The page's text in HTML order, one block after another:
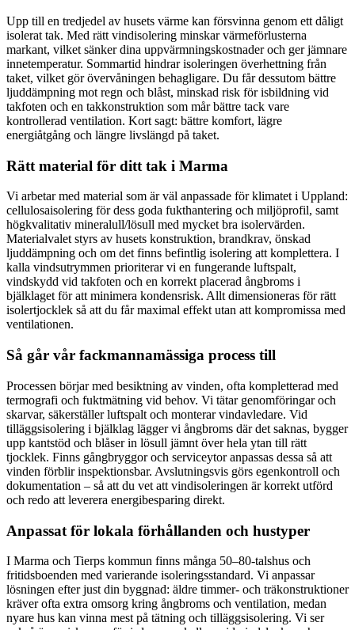
Upp till en tredjedel av husets värme kan försvinna genom ett dåligt
isolerat tak. Med rätt vindisolering minskar värmeförlusterna
markant, vilket sänker dina uppvärmningskostnader och ger jämnare
innetemperatur. Sommartid hindrar isoleringen överhettning från
taket, vilket gör övervåningen behagligare. Du får dessutom bättre
ljuddämpning mot regn och blåst, minskad risk för isbildning vid
takfoten och en takkonstruktion som mår bättre tack vare
kontrollerad ventilation. Kort sagt: bättre komfort, lägre
energiåtgång och längre livslängd på taket.
Rätt material för ditt tak i Marma
Vi arbetar med material som är väl anpassade för klimatet i Uppland:
cellulosaisolering för dess goda fukthantering och miljöprofil, samt
högkvalitativ mineralull/lösull med mycket bra isolervärden.
Materialvalet styrs av husets konstruktion, brandkrav, önskad
ljuddämpning och om det finns befintlig isolering att komplettera. I
kalla vindsutrymmen prioriterar vi en fungerande luftspalt,
vindskydd vid takfoten och en korrekt placerad ångbroms i
bjälklaget för att minimera kondensrisk. Allt dimensioneras för rätt
isolertjocklek så att du får maximal effekt utan att kompromissa med
ventilationen.
Så går vår fackmannamässiga process till
Processen börjar med besiktning av vinden, ofta kompletterad med
termografi och fuktmätning vid behov. Vi tätar genomföringar och
skarvar, säkerställer luftspalt och monterar vindavledare. Vid
tilläggsisolering i bjälklag lägger vi ångbroms där det saknas, bygger
upp kantstöd och blåser in lösull jämnt över hela ytan till rätt
tjocklek. Finns gångbryggor och serviceytor anpassas dessa så att
vinden förblir inspektionsbar. Avslutningsvis görs egenkontroll och
dokumentation – så att du vet att vindisoleringen är korrekt utförd
och redo att leverera energibesparing direkt.
Anpassat för lokala förhållanden och hustyper
I Marma och Tierps kommun finns många 50–80-talshus och
fritidsboenden med varierande isoleringsstandard. Vi anpassar
lösningen efter just din byggnad: äldre timmer- och träkonstruktioner
kräver ofta extra omsorg kring ångbroms och ventilation, medan
nyare hus kan vinna mest på tätning och tilläggsisolering. Vi ser